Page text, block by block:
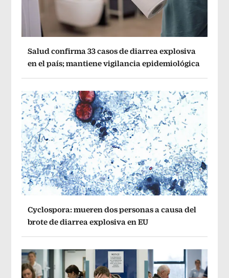
Salud confirma 33 casos de diarrea explosiva
en el país; mantiene vigilancia epidemiológica
Cyclospora: mueren dos personas a causa del
brote de diarrea explosiva en EU